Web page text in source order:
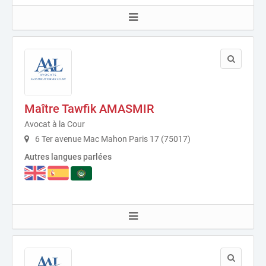
Maître Tawfik AMASMIR
Avocat à la Cour
6 Ter avenue Mac Mahon Paris 17 (75017)
Autres langues parlées